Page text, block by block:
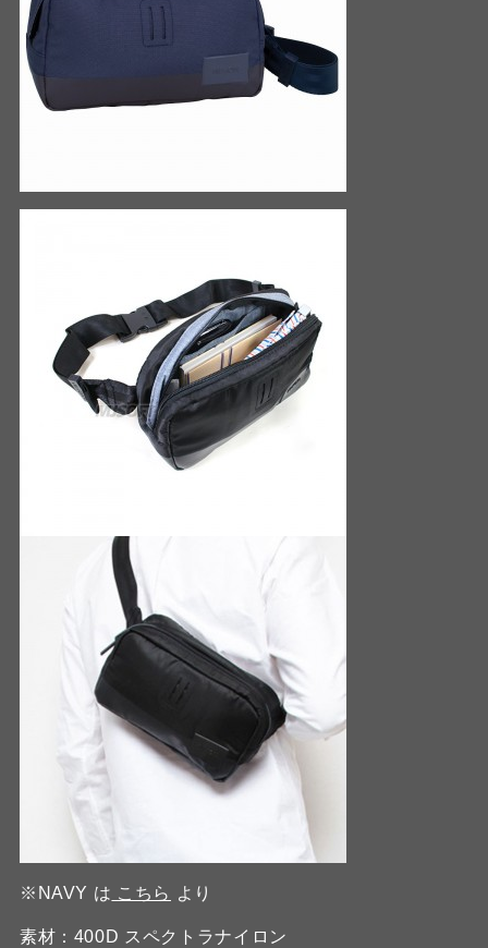
※NAVY は こちら より
素材：400D スペクトラナイロン